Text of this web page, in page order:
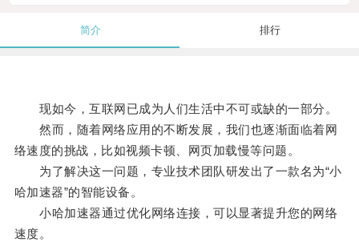
简介 排行
现如今，互联网已成为人们生活中不可或缺的一部分。
然而，随着网络应用的不断发展，我们也逐渐面临着网
络速度的挑战，比如视频卡顿、网页加载慢等问题。
为了解决这一问题，专业技术团队研发出了一款名为“小
哈加速器”的智能设备。
小哈加速器通过优化网络连接，可以显著提升您的网络
速度。